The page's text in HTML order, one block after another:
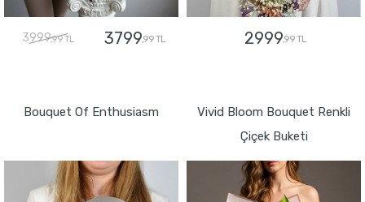
3999,99 TL 3799,99 TL 2999,99 TL
Bouquet Of Enthusiasm
Vivid Bloom Bouquet Renkli
Çiçek Buketi